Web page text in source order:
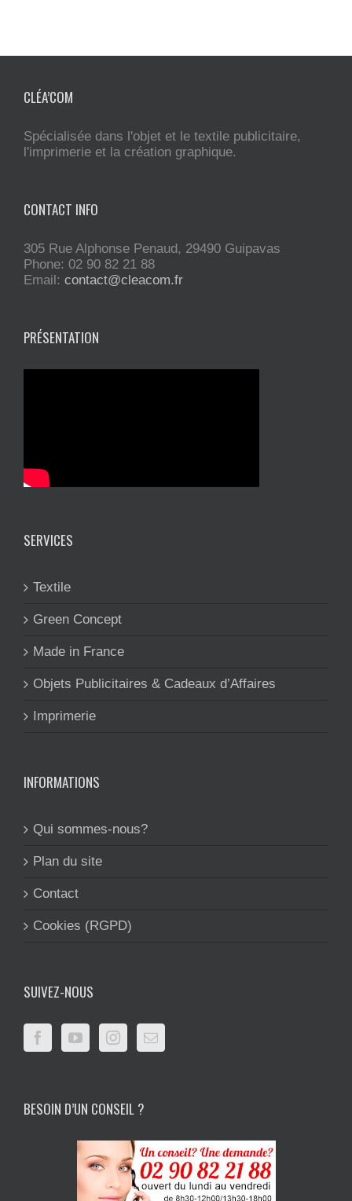
CLÉA’COM
Spécialisée dans l'objet et le textile publicitaire,
l'imprimerie et la création graphique.
CONTACT INFO
305 Rue Alphonse Penaud, 29490 Guipavas
Phone: 02 90 82 21 88
Email: contact@cleacom.fr
PRÉSENTATION
SERVICES
Textile
Green Concept
Made in France
Objets Publicitaires & Cadeaux d’Affaires
Imprimerie
INFORMATIONS
Qui sommes-nous?
Plan du site
Contact
Cookies (RGPD)
SUIVEZ-NOUS
BESOIN D’UN CONSEIL ?